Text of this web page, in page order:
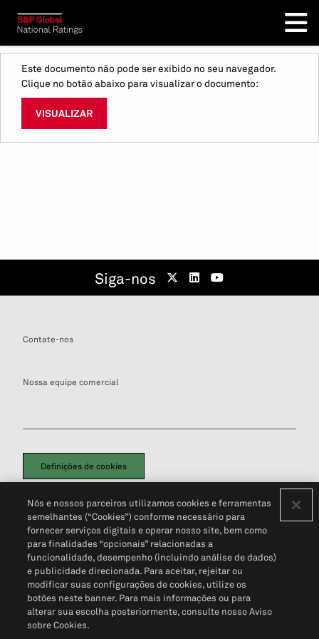
Este documento não pode ser exibido no seu navegador.
Clique no botão abaixo para visualizar o documento:
VISUALIZAR
Siga-nos
Contate-nos
Nossa equipe comercial
Definições de cookies
Política de PrivacidadePortal de privacidade do cliente (em inglês)
Não Venda Minhas Informações Pessoais© 2026 S&P Global
Nós e nossos parceiros utilizamos cookies e ferramentas
semelhantes (“Cookies”) conforme necessário para
fornecer serviços digitais e operar nosso site, bem como
para finalidades “opcionais” relacionadas a
funcionalidade, desempenho (incluindo análise de dados)
e publicidade direcionada. Para aceitar, rejeitar ou
modificar suas configurações de cookies, utilize os
botões neste banner. Para mais informações ou para
alterar sua escolha posteriormente, consulte nosso Aviso
sobre Cookies.